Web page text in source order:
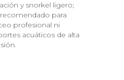
y snorkel ligero;
para
profesional ni
acuáticos de alta